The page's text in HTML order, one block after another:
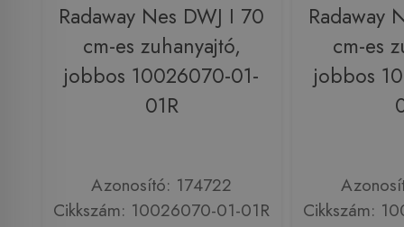
Radaway Nes DWJ I 70
cm-es zuhanyajtó,
jobbos 10026070-01-
01R
Azonosító: 174722
Cikkszám: 10026070-01-01R
Radaway
cm-es
jobbos
Cikkszám: